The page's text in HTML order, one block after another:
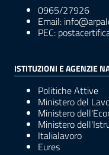
0965/27926
Email:
PEC:
ISTITUZIONI E AGENZIE
Politiche Attive
Ministero del
Ministero
Ministero
Italialavoro
Eures